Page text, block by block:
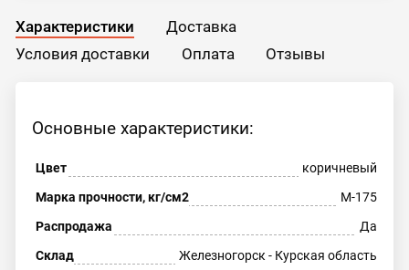
Характеристики
Доставка
Условия доставки
Оплата Отзывы
Основные характеристики:
Цвет
коричневый
Марка прочности, кг/см2
М-175
Распродажа
Да
Склад
Железногорск - Курская область